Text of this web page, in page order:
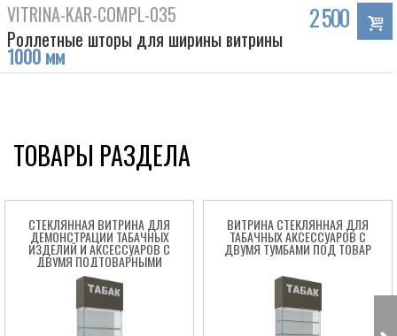
VITRINA-KAR-COMPL-035
Роллетные шторы для ширины витрины
1000 мм
2 500
ТОВАРЫ РАЗДЕЛА
СТЕКЛЯННАЯ ВИТРИНА ДЛЯ
ДЕМОНСТРАЦИИ ТАБАЧНЫХ
ИЗДЕЛИЙ И АКСЕССУАРОВ С
ДВУМЯ ПОДТОВАРНЫМИ
ЗАПАСНИКАМИ
ВИТРИНА СТЕКЛЯННАЯ ДЛЯ
ТАБАЧНЫХ АКСЕССУАРОВ С
ДВУМЯ ТУМБАМИ ПОД ТОВАР